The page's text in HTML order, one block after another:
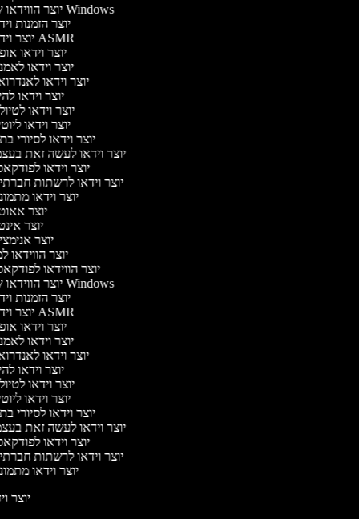
יוצר הווידאו של Windows
יוצר הזמנות
יוצר וידאו ASMR
יוצר וידאו
יוצר וידאו
יוצר וידאו
יוצר וידאו
יוצר וידאו
יוצר וידאו
יוצר וידאו לסיורי
יוצר וידאו לעשה זאת
יוצר וידאו
יוצר וידאו לרשתות
יוצר וידאו
יוצר
יוצר
יוצר
יוצר הווידאו
יוצר הווידאו
יוצר הווידאו של Windows
יוצר הזמנות
יוצר וידאו ASMR
יוצר וידאו
יוצר וידאו
יוצר וידאו
יוצר וידאו
יוצר וידאו
יוצר וידאו
יוצר וידאו לסיורי
יוצר וידאו לעשה זאת
יוצר וידאו
יוצר וידאו לרשתות
יוצר וידאו
יוצר